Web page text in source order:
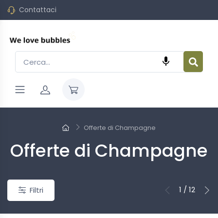
Contattaci

Offerte di Champagne
Offerte di Champagne
Filtri 1 / 12